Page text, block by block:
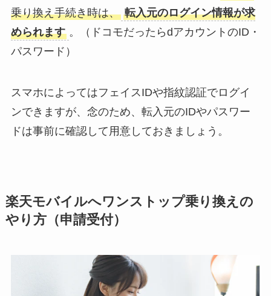
乗り換え手続き時は、 転入元のログイン情報が求
められます 。（ドコモだったらdアカウントのID・
パスワード）
スマホによってはフェイスIDや指紋認証でログイ
ンできますが、念のため、転入元のIDやパスワー
ドは事前に確認して用意しておきましょう。
楽天モバイルへワンストップ乗り換えの
やり方（申請受付）